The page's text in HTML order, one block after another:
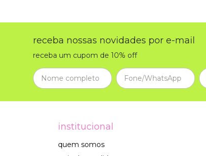
receba nossas novidades por e-mail
receba um cupom de 10% off
institucional
quem somos